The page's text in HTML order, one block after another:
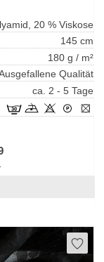
20 % Viskose
145 cm
180 g / m²
Qualität
ca. 2 - 5 Tage